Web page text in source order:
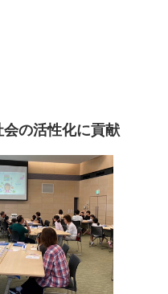
の活性化に貢献